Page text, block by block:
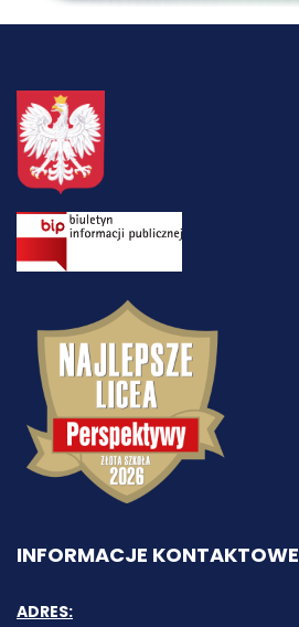
INFORMACJE KONTAKTOWE
ADRES: